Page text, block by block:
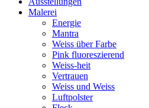
Malerei
Energie
Mantra
Weiss über Farbe
Pink fluoreszierend
Weiss-heit
Vertrauen
Weiss und Weiss
Luftpolster